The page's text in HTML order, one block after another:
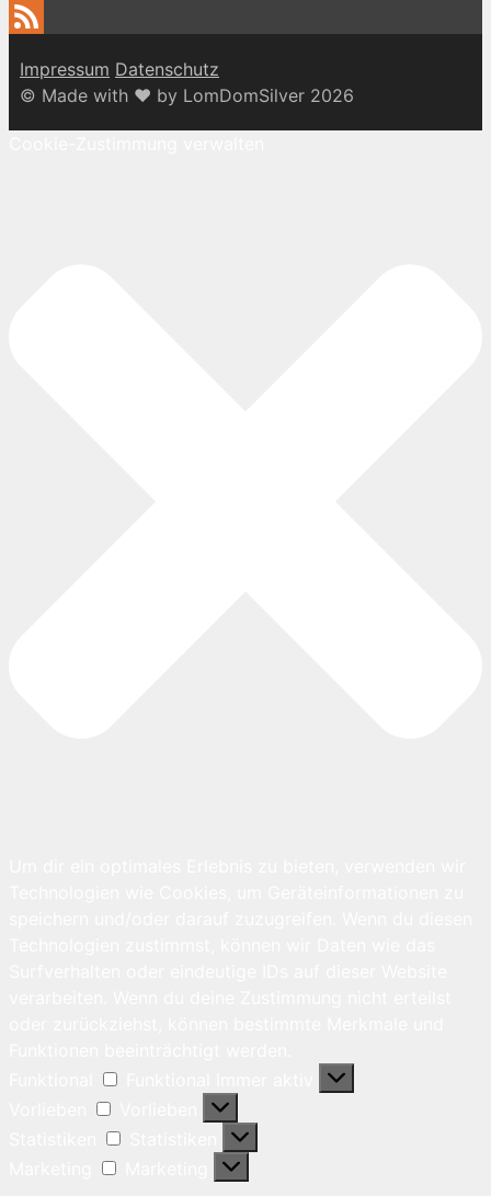
Twitter
Impressum Datenschutz
© Made with ♥ by LomDomSilver 2026